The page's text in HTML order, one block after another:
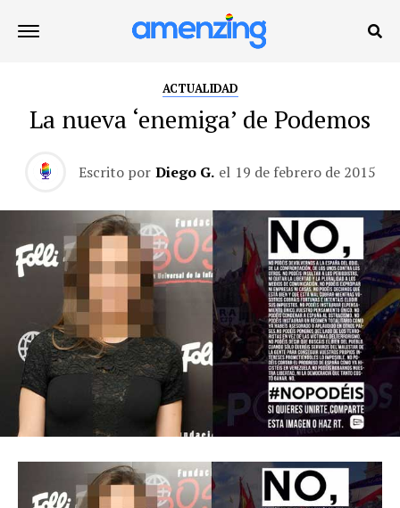
ACTUALIDAD
La nueva ‘enemiga’ de Podemos
Escrito por Diego G. el 19 de febrero de 2015